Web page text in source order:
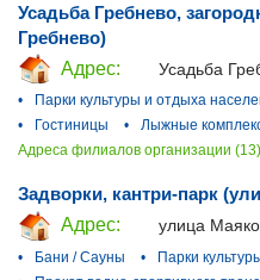
Усадьба Гребнево,
Гребнево)
Адрес:
Усадьба
•
Парки культуры и отдыха
•
Гостиницы • Лыжные
Адреса филиалов организации (13)
Задворки, кантри-парк
Адрес:
улица
•
Бани / Сауны •
Парки